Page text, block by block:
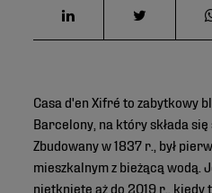
Casa d'en Xifré to zabytkowy
Barcelony, na który składa się
Zbudowany w 1837 r., był
mieszkalnym z bieżącą wodą.
nietknięte aż do 2019 r.,